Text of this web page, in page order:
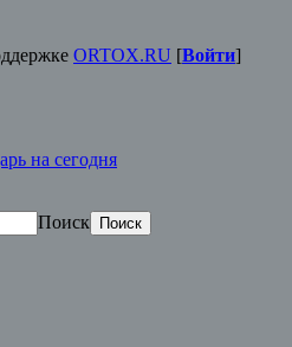
ORTOX.RU [Войти]
на сегодня
Поиск